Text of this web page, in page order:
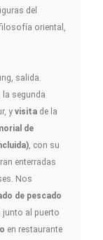
del
oriental,
salida.
, la segunda
y visita de la
de
, con su
enterradas
Nos
de pescado
junto al puerto
en restaurante